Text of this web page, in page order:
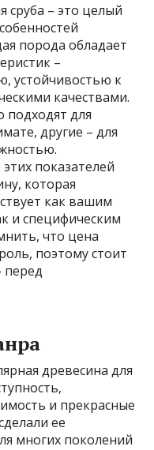
– это целый
порода обладает
–
устойчивостью к
качествами.
для
другие – для
показателей
которая
как вашим
и специфическим
что цена
поэтому стоит
перед
древесина для
и прекрасные
ее
многих поколений